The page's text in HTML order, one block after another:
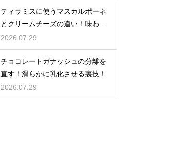
ティラミスに使うマスカルポーネ
とクリームチーズの違い！味わい
を比較
2026.07.29
チョコレートガナッシュの分離を
直す！滑らかに乳化させる裏技！
2026.07.29